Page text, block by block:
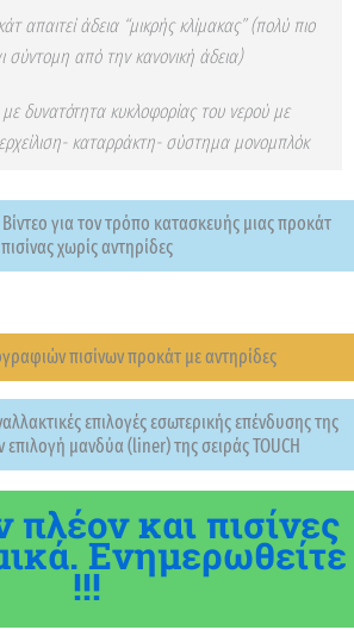
απαιτεί άδεια “μικρής κλίμακας” (πολύ πιο
σύντομη από την κανονική άδεια)
δυνατότητα κυκλοφορίας του νερού με
καταρράκτη- σύστημα μονομπλόκ
για τον τρόπο κατασκευής μιας προκάτ
πισίνας χωρίς αντηρίδες
πισίνων προκάτ με αντηρίδες
επιλογές εσωτερικής επένδυσης της
επιλογή μανδύα (liner) της σειράς TOUCH
και πισίνες
Ενημερωθείτε
!!!